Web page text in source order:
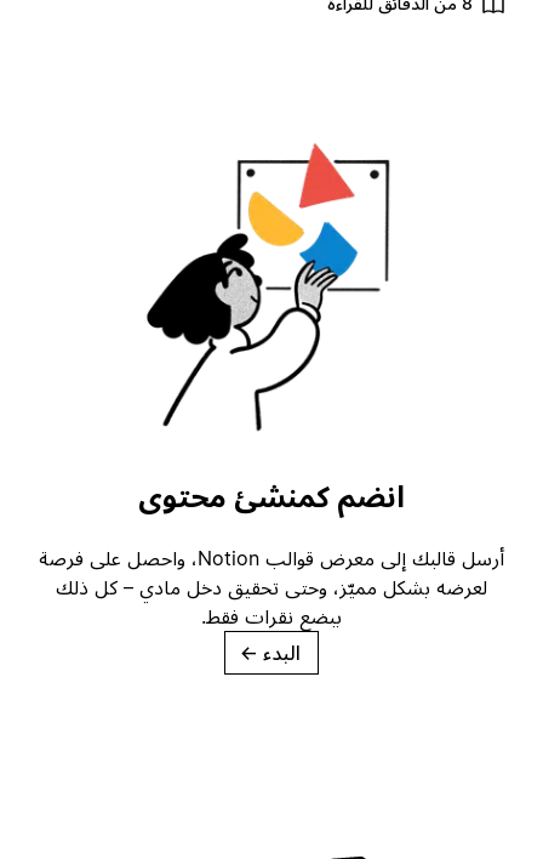
انضم كمنشئ محتوى
أرسل قالبك إلى معرض قوالب Notion، واحصل على فرصة
لعرضه بشكل مميّز، وحتى تحقيق دخل مادي – كل ذلك
ببضع نقرات فقط.
→